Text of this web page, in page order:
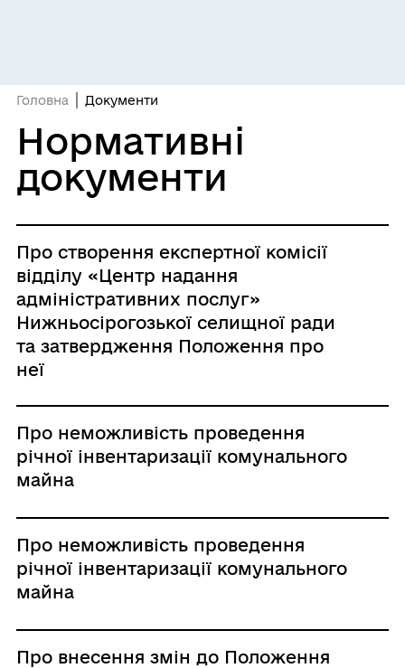
Головна Документи
Нормативні
документи
Про створення експертної комісії
відділу «Центр надання
адміністративних послуг»
Нижньосірогозької селищної ради
та затвердження Положення про
неї
Про неможливість проведення
річної інвентаризації комунального
майна
Про неможливість проведення
річної інвентаризації комунального
майна
Про внесення змін до Положення